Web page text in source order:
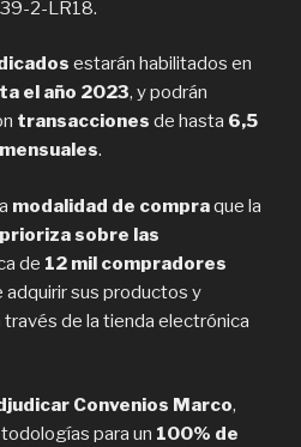
2-LR18.
estarán habilitados en
el año 2023, y podrán
transacciones de hasta 6,5
.
modalidad de compraque la
prioriza sobre las
de 12 mil compradores
adquirir sus productos y
de la tienda electrónica
Convenios Marco,
para un 100% de